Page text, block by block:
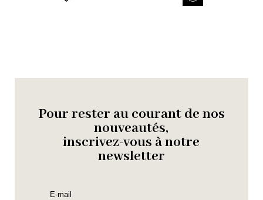
Pour rester au courant de nos
nouveautés,
inscrivez-vous à notre
newsletter